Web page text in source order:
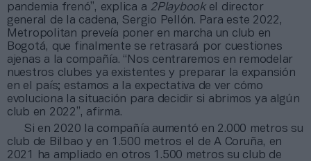
pandemia frenó”, explica a 2Playbookel director
general de la cadena, Sergio Pellón. Para este 2022,
Metropolitan preveía poner en marcha un club en
Bogotá, que finalmente se retrasará por cuestiones
ajenas a la compañía. “Nos centraremos en remodelar
nuestros clubes ya existentes y preparar la expansión
en el país; estamos a la expectativa de ver cómo
evoluciona la situación para decidir si abrimos ya algún
club en 2022”, afirma.
Si en 2020 la compañía aumentó en 2.000 metros su
club de Bilbao y en 1.500 metros el de A Coruña, en
2021 ha ampliado en otros 1.500 metros su club de